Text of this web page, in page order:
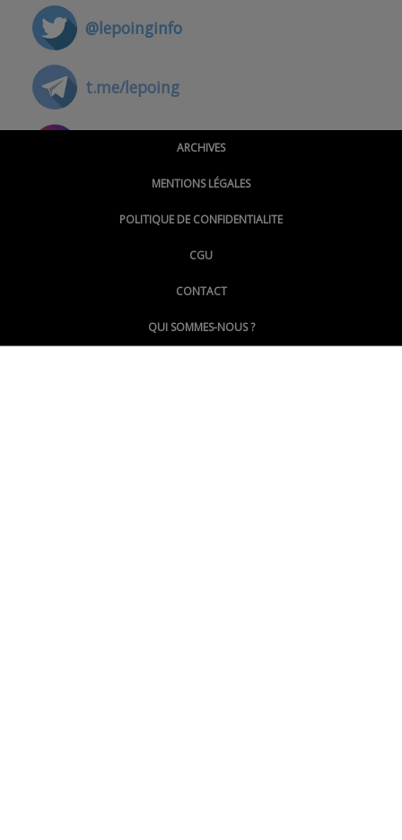
@lepoinginfo
t.me/lepoing
@montpellierpoinginfo
@LePoingMontpellier
ARCHIVES
MENTIONS LÉGALES
POLITIQUE DE CONFIDENTIALITE
CGU
CONTACT
QUI SOMMES-NOUS ?